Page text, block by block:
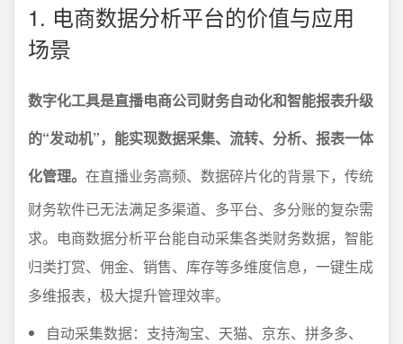
1. 电商数据分析平台的价值与应用
场景
数字化工具是直播电商公司财务自动化和智能报表升级
的“发动机”，能实现数据采集、流转、分析、报表一体
化管理。 在直播业务高频、数据碎片化的背景下，传统
财务软件已无法满足多渠道、多平台、多分账的复杂需
求。电商数据分析平台能自动采集各类财务数据，智能
归类打赏、佣金、销售、库存等多维度信息，一键生成
多维报表，极大提升管理效率。
自动采集数据：支持淘宝、天猫、京东、拼多多、